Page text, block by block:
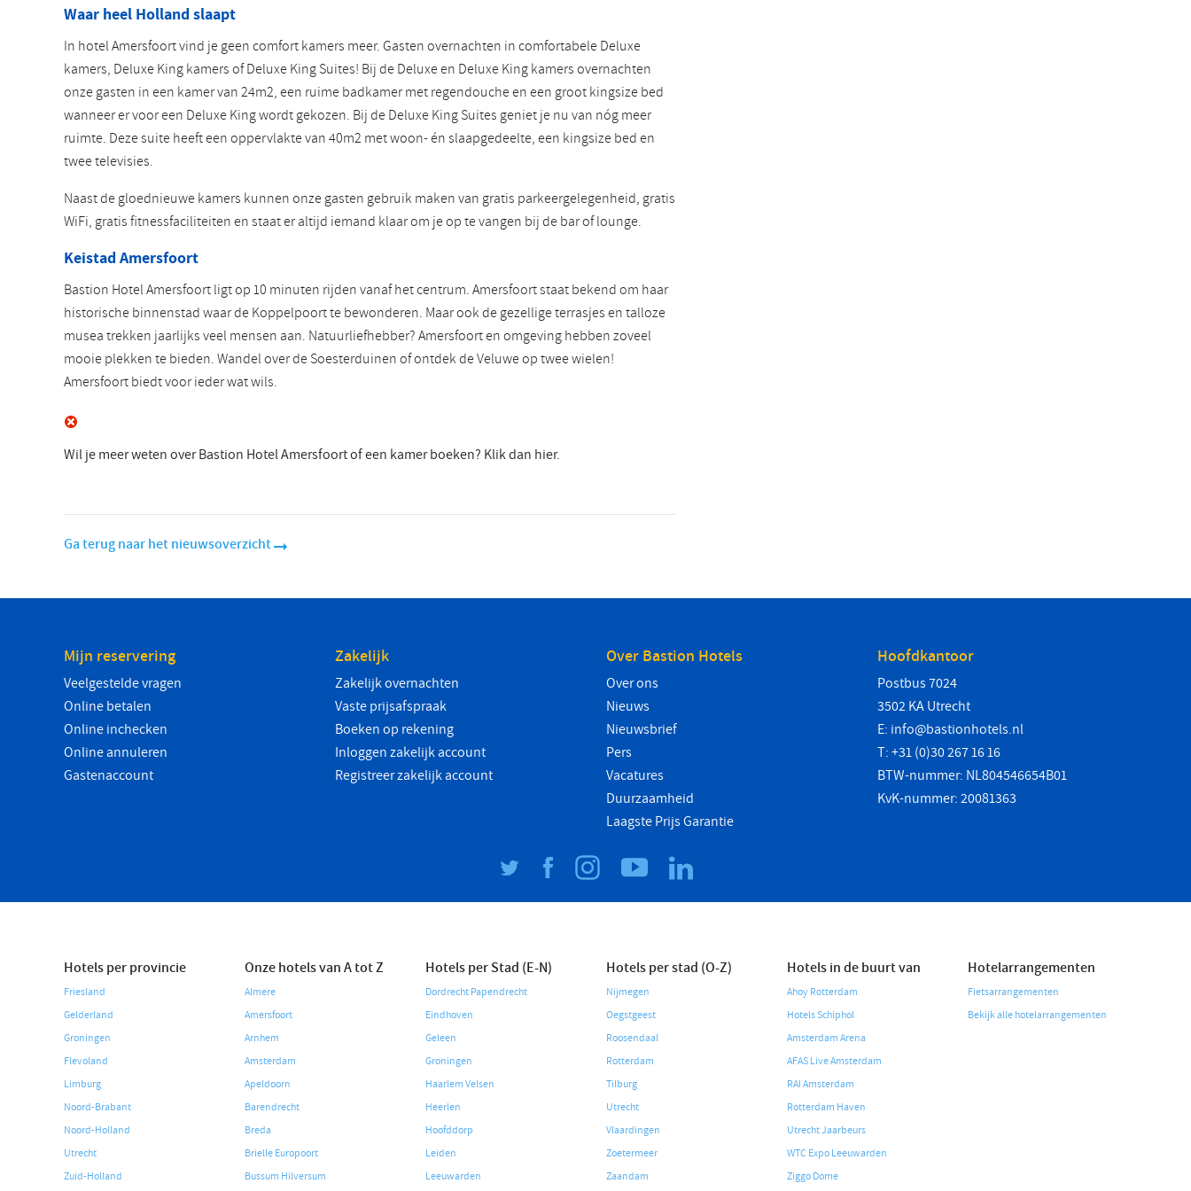
Waar heel Holland slaapt
In hotel Amersfoort vind je geen comfort kamers meer. Gasten overnachten in comfortabele Deluxe
kamers, Deluxe King kamers of Deluxe King Suites! Bij de Deluxe en Deluxe King kamers overnachten
onze gasten in een kamer van 24m2, een ruime badkamer met regendouche en een groot kingsize bed
wanneer er voor een Deluxe King wordt gekozen. Bij de Deluxe King Suites geniet je nu van nóg meer
ruimte. Deze suite heeft een oppervlakte van 40m2 met woon- én slaapgedeelte, een kingsize bed en
twee televisies.
Naast de gloednieuwe kamers kunnen onze gasten gebruik maken van gratis parkeergelegenheid, gratis
WiFi, gratis fitnessfaciliteiten en staat er altijd iemand klaar om je op te vangen bij de bar of lounge.
Keistad Amersfoort
Bastion Hotel Amersfoort ligt op 10 minuten rijden vanaf het centrum. Amersfoort staat bekend om haar
historische binnenstad waar de Koppelpoort te bewonderen. Maar ook de gezellige terrasjes en talloze
musea trekken jaarlijks veel mensen aan. Natuurliefhebber? Amersfoort en omgeving hebben zoveel
mooie plekken te bieden. Wandel over de Soesterduinen of ontdek de Veluwe op twee wielen!
Amersfoort biedt voor ieder wat wils.
Wil je meer weten over Bastion Hotel Amersfoort of een kamer boeken? Klik dan hier.
Ga terug naar het nieuwsoverzicht
Mijn reservering
Veelgestelde vragen
Online betalen
Online inchecken
Online annuleren
Gastenaccount
Zakelijk
Zakelijk overnachten
Vaste prijsafspraak
Boeken op rekening
Inloggen zakelijk account
Registreer zakelijk account
Over Bastion Hotels
Over ons
Nieuws
Nieuwsbrief
Pers
Vacatures
Duurzaamheid
Laagste Prijs Garantie
Hoofdkantoor
Postbus 7024
3502 KA Utrecht
E: info@bastionhotels.nl
T: +31 (0)30 267 16 16
BTW-nummer: NL804546654B01
KvK-nummer: 20081363
Hotels per provincie
Friesland
Gelderland
Groningen
Flevoland
Limburg
Noord-Brabant
Noord-Holland
Utrecht
Zuid-Holland
Onze hotels van A tot Z
Almere
Amersfoort
Arnhem
Amsterdam
Apeldoorn
Barendrecht
Breda
Brielle Europoort
Bussum Hilversum
Hotels per Stad (E-N)
Dordrecht Papendrecht
Eindhoven
Geleen
Groningen
Haarlem Velsen
Heerlen
Hoofddorp
Leiden
Leeuwarden
Hotels per stad (O-Z)
Nijmegen
Oegstgeest
Roosendaal
Rotterdam
Tilburg
Utrecht
Vlaardingen
Zoetermeer
Zaandam
Hotels in de buurt van
Ahoy Rotterdam
Hotels Schiphol
Amsterdam Arena
AFAS Live Amsterdam
RAI Amsterdam
Rotterdam Haven
Utrecht Jaarbeurs
WTC Expo Leeuwarden
Ziggo Dome
Hotelarrangementen
Fietsarrangementen
Bekijk alle hotelarrangementen